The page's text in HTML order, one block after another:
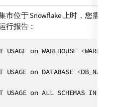
市位于 Snowflake 上时，您需要
行报告：
USAGE on WAREHOUSE <
USAGE on DATABASE <DB_NAME
USAGE on ALL SCHEMAS IN